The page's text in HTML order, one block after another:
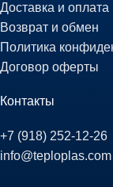
Доставка и оплата
Возврат и обмен
Политика
Договор оферты
Контакты
+7 (918) 252-12-26
info@teploplas.com